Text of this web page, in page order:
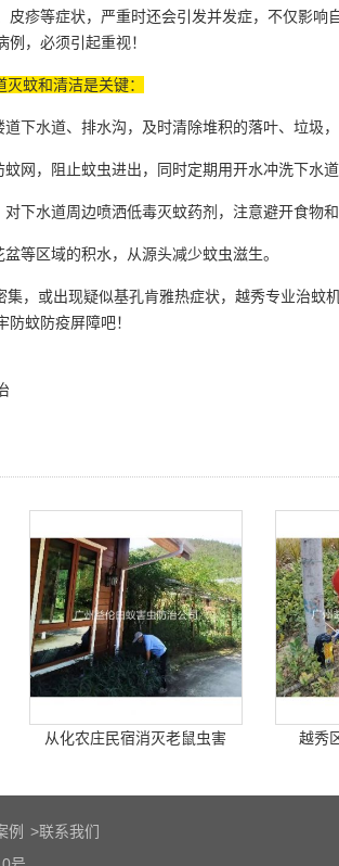
皮疹等症状，严重时还会引发并发症，不仅影
，必须引起重视！
蚊和清洁是关键：
下水道、排水沟，及时清除堆积的落叶、垃圾
网，阻止蚊虫进出，同时定期用开水冲洗下水
下水道周边喷洒低毒灭蚊药剂 ，注意避开食物
等区域的积水，从源头减少蚊虫滋生。
，或出现疑似基孔肯雅热症状，越秀专业治蚊
蚊防疫屏障吧！
从化农庄民宿消灭老鼠虫害 越秀
例 >联系我们